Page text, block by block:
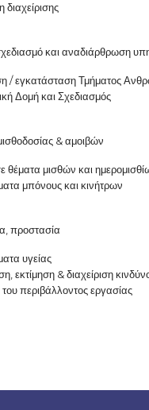
διαχείρισης
και αναδιάρθρωση
/ εγκατάσταση Τμήματος
Δομή και Σχεδιασμός
& αμοιβών
θέματα μισθών και
μπόνους και κινήτρων
προστασία
υγείας
εκτίμηση & διαχείριση
περιβάλλοντος εργασίας